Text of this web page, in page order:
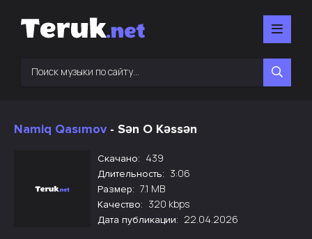
Namiq Qasımov- Sən O Kəssən
Скачано: 439
Длительность: 3:06
Размер: 7.1 MB
Качество: 320 kbps
Дата публикации: 22.04.2026